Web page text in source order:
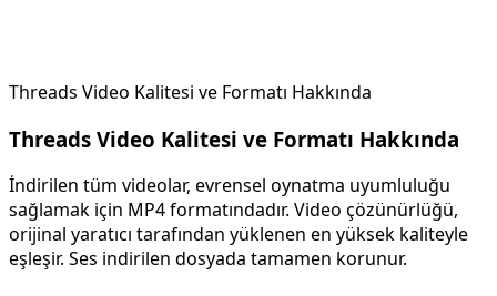
Threads Video Kalitesi ve Formatı Hakkında
Threads Video Kalitesi ve Formatı Hakkında
İndirilen tüm videolar, evrensel oynatma uyumluluğu
sağlamak için MP4 formatındadır. Video çözünürlüğü,
orijinal yaratıcı tarafından yüklenen en yüksek kaliteyle
eşleşir. Ses indirilen dosyada tamamen korunur.